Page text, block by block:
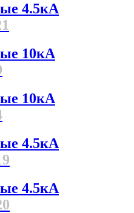
4.5кА
10кА
10кА
4.5кА
4.5кА